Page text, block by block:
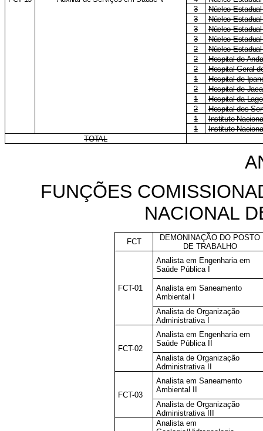
3
Núcleo
3
Núcleo
3
Núcleo
3
Núcleo
2
Núcleo
2
Hospital do
2
Hospital-Geral
1
Hospital de
2
Hospital de
1
Hospital da
2
Hospital dos
1
Instituto
1
Instituto
TOTAL
FUNÇÕES
NACIONAL
FCT
DEMONINAÇÃO DO POSTO
DE TRABALHO
FCT-01
Analista em Engenharia em
Saúde Pública I
Analista em Saneamento
Ambiental I
Analista de Organização
Administrativa I
FCT-02
Analista em Engenharia em
Saúde Pública II
Analista de Organização
Administrativa II
FCT-03
Analista em Saneamento
Ambiental II
Analista de Organização
Administrativa III
Analista em